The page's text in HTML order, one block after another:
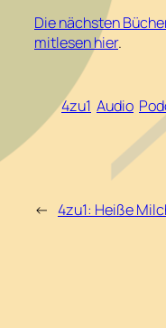
Die nächsten
mitlesen hier.
4zu1 Audio
← 4zu1: Heiße